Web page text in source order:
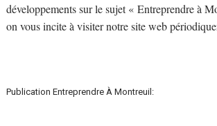
développements sur le sujet « Entreprendre à
on vous incite à visiter notre site web
Publication Entreprendre À Montreuil: